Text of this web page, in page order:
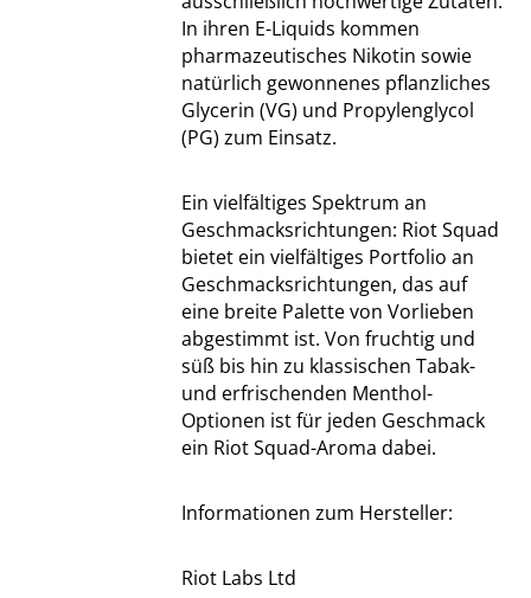
In ihren E-Liquids kommen
pharmazeutisches Nikotin sowie
natürlich gewonnenes pflanzliches
Glycerin (VG) und Propylenglycol
(PG) zum Einsatz.
Ein vielfältiges Spektrum an
Geschmacksrichtungen: Riot Squad
bietet ein vielfältiges Portfolio an
Geschmacksrichtungen, das auf
eine breite Palette von Vorlieben
abgestimmt ist. Von fruchtig und
süß bis hin zu klassischen Tabak-
und erfrischenden Menthol-
Optionen ist für jeden Geschmack
ein Riot Squad-Aroma dabei.
Informationen zum Hersteller:
Riot Labs Ltd